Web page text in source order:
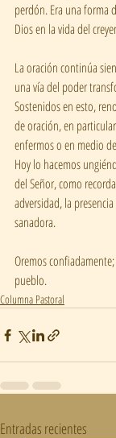
perdón. Era una forma
Dios en la vida del
La oración continúa
una vía del poder
Sostenidos en esto,
de oración, en
enfermos o en medio
Hoy lo hacemos
del Señor, como
adversidad, la
sanadora.
Oremos
pueblo.
Columna Pastoral
Entradas recientes